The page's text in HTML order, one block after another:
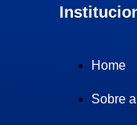
Home
Sobre